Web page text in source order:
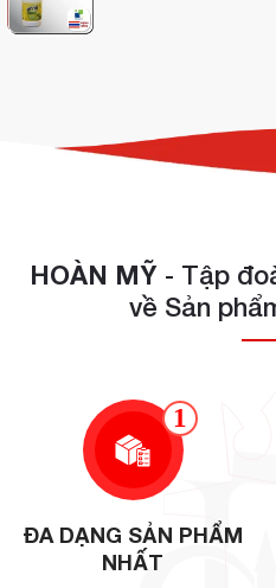
HOÀN MỸ- Tập
về Sản
1
ĐA DẠNG SẢN PHẨM
NHẤT